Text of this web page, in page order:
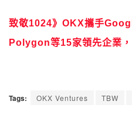
致敬1024》OKX攜手
Polygon等15家領先企業
Tags: OKX Ventures TBW